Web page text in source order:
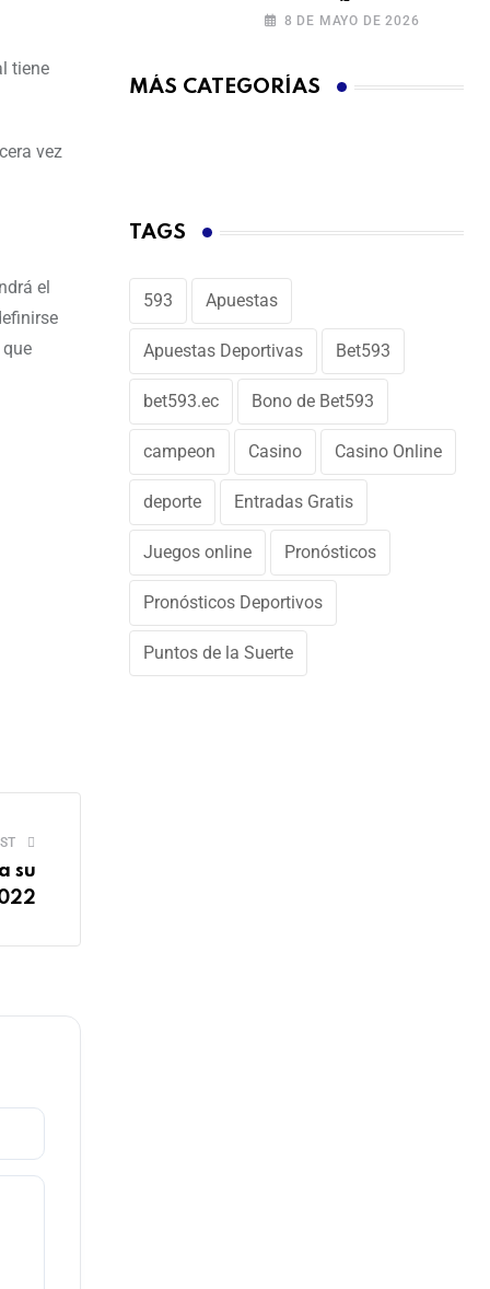
tiene
vez
el
su
CAMPAÑA
8 DE MAYO DE 2026
MÁS CATEGORÍAS
TAGS
593 Apuestas
Apuestas Deportivas Bet593
bet593.ec Bono de Bet593
campeon Casino Casino Online
deporte Entradas Gratis
Juegos online Pronósticos
Pronósticos Deportivos
Puntos de la Suerte